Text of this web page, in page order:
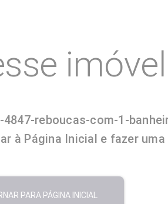
reboucas-com-1-
à Página Inicial e fazer uma
PARA PÁGINA INICIAL